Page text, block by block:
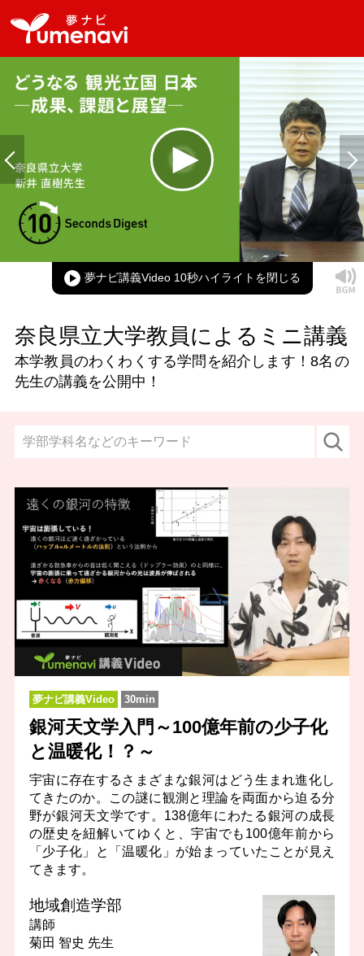
Time
Picture-
in-
Picture
夢ナビ講義Video 10秒ハイライト
奈良県立大学教員によるミニ講義
本学教員のわくわくする学問を紹介します！8名 の
先生の講義を公開中！
夢ナビ講義Video 30min
銀河天文学入門～100億年前の少子化
と温暖化！？～
宇宙に存在するさまざまな銀河はどう生まれ進化し
てきたのか。この謎に観測と理論を両面から迫る分
野が銀河天文学です。138億年にわたる銀河の成長
の歴史を紐解いてゆくと、宇宙でも100億年前から
「少子化」と「温暖化」が始まっていたことが見え
てきます。
地域創造学部
講師
菊田 智史 先生